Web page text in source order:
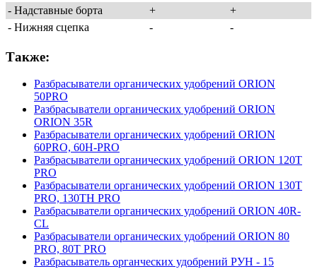
- Надставные борта
+
+
- Нижняя сцепка
- -
Также:
Разбрасыватели органических удобрений ORION
50PRO
Разбрасыватели органических удобрений ORION
ORION 35R
Разбрасыватели органических удобрений ORION
60PRO, 60H-PRO
Разбрасыватели органических удобрений ORION 120T
PRO
Разбрасыватели органических удобрений ORION 130T
PRO, 130TH PRO
Разбрасыватели органических удобрений ORION 40R-
CL
Разбрасыватели органических удобрений ORION 80
PRO, 80T PRO
Разбрасыватель органческих удобрений РУН - 15